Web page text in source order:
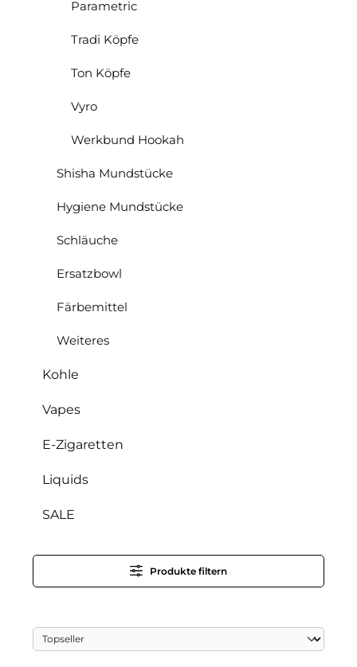
Parametric
Tradi Köpfe
Ton Köpfe
Vyro
Werkbund Hookah
Shisha Mundstücke
Hygiene Mundstücke
Schläuche
Ersatzbowl
Färbemittel
Weiteres
Kohle
Vapes
E-Zigaretten
Liquids
SALE
Produkte filtern